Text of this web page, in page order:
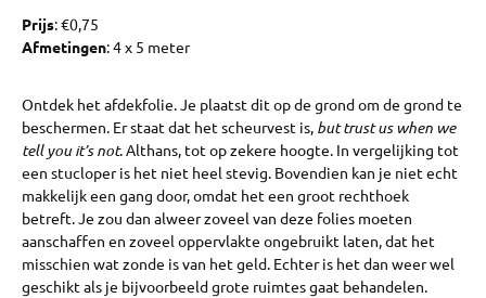
Prijs: €0,75
Afmetingen: 4 x 5 meter
Ontdek het afdekfolie. Je plaatst dit op de grond om de grond te
beschermen. Er staat dat het scheurvest is, but trust us when we
tell you it’s not. Althans, tot op zekere hoogte. In vergelijking tot
een stucloper is het niet heel stevig. Bovendien kan je niet echt
makkelijk een gang door, omdat het een groot rechthoek
betreft. Je zou dan alweer zoveel van deze folies moeten
aanschaffen en zoveel oppervlakte ongebruikt laten, dat het
misschien wat zonde is van het geld. Echter is het dan weer wel
geschikt als je bijvoorbeeld grote ruimtes gaat behandelen.